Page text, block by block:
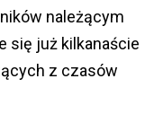
należącym
się już kilkanaście
z czasów